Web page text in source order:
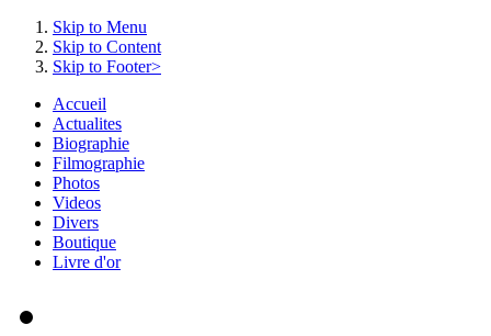
Skip to Menu
Skip to Content
Skip to Footer>
Accueil
Actualites
Biographie
Filmographie
Photos
Videos
Divers
Boutique
Livre d'or